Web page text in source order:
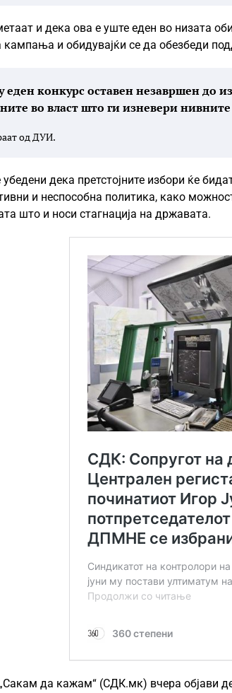
и дека ова е уште еден во низата
кампања и обидувајќи се да обезбеди
еден конкурс оставен незавршен до
во власт што ги изневери
од ДУИ.
дека претстојните избори ќе
и неспособна политика, како
што и носи стагнација на државата.
да кажам“ (СДК.мк) вчера објави